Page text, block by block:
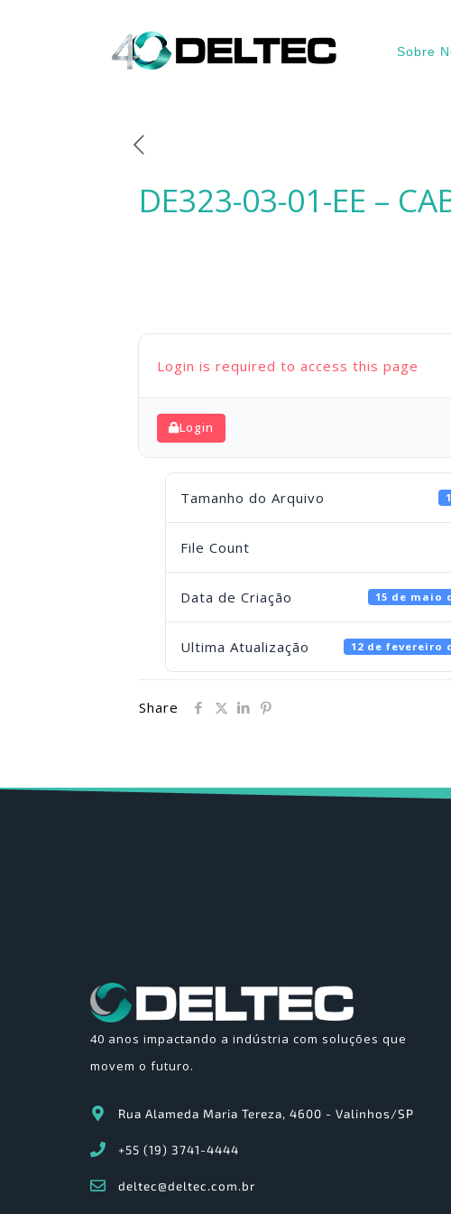
Sobre
DE323-03-01-EE –
Login is required to access this page
Login
Tamanho do Arquivo
File Count
Data de Criação 15 de maio
Ultima Atualização 12 de fevereiro
Share
40 anos impactando a indústria com soluções que
movem o futuro.
Rua Alameda Maria Tereza, 4600 - Valinhos/SP
+55 (19) 3741-4444
deltec@deltec.com.br